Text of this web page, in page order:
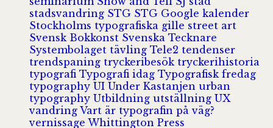
stadsvandring STG STG Google kalender
Stockholms typografiska gille street art
Svensk Bokkonst Svenska Tecknare
Systembolaget tävling Tele2 tendenser
trendspaning tryckeribesök tryckerihistoria
typografi Typografi idag Typografisk fredag
typography UI Under Kastanjen urban
typography Utbildning utställning UX
vandring Vart är typografin på väg?
vernissage Whittington Press